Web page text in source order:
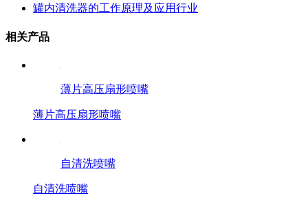
罐内清洗器的工作原理及应用行业
相关产品
薄片高压扇形喷嘴
薄片高压扇形喷嘴
自清洗喷嘴
自清洗喷嘴